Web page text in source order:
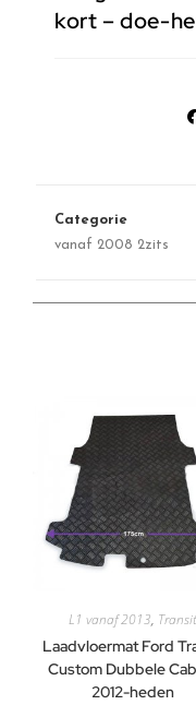
kort – doe-
Categorie
vanaf 2008 2zits
L1 vanaf 2013, Transit
Laadvloermat Ford
Custom Dubbele
2012-heden